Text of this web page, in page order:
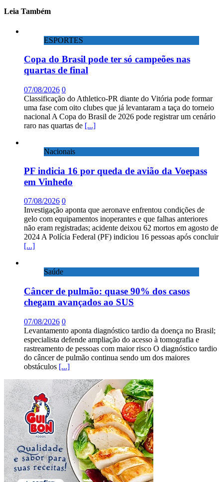
Leia Também
ESPORTES
Copa do Brasil pode ter só campeões nas
quartas de final
07/08/2026 0
Classificação do Athletico-PR diante do Vitória pode formar
uma fase com oito clubes que já levantaram a taça do torneio
nacional A Copa do Brasil de 2026 pode registrar um cenário
raro nas quartas de [...]
Nacionais
PF indicia 16 por queda de avião da Voepass
em Vinhedo
07/08/2026 0
Investigação aponta que aeronave enfrentou condições de
gelo com equipamentos inoperantes e que falhas anteriores
não eram registradas; acidente deixou 62 mortos em agosto de
2024 A Polícia Federal (PF) indiciou 16 pessoas após concluir
[...]
Saúde
Câncer de pulmão: quase 90% dos casos
chegam avançados ao SUS
07/08/2026 0
Levantamento aponta diagnóstico tardio da doença no Brasil;
especialista defende ampliação do acesso à tomografia e
rastreamento de pessoas com maior risco O diagnóstico tardio
do câncer de pulmão continua sendo um dos maiores
obstáculos [...]